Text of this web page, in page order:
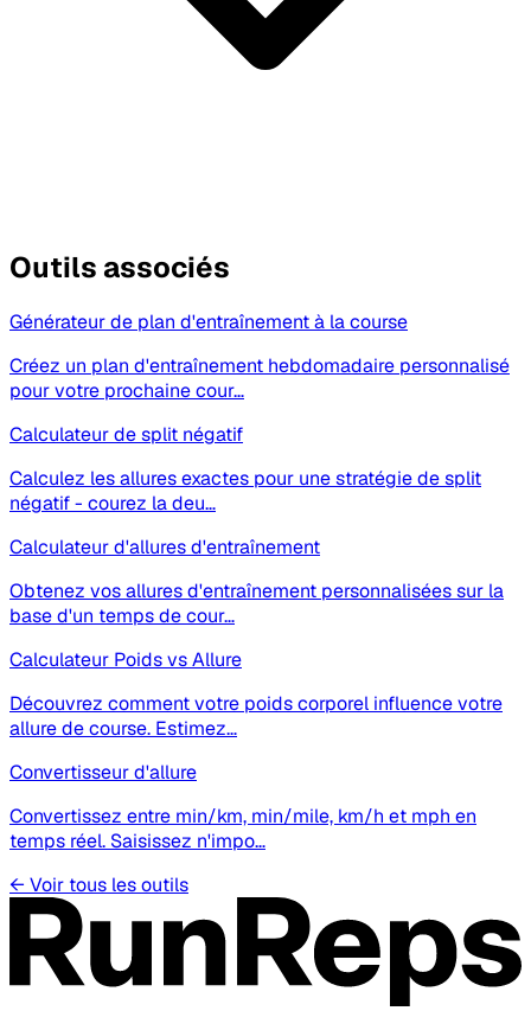
Outils associés
Générateur de plan d'entraînement à la course
Créez un plan d'entraînement hebdomadaire personnalisé
pour votre prochaine cour…
Calculateur de split négatif
Calculez les allures exactes pour une stratégie de split
négatif - courez la deu…
Calculateur d'allures d'entraînement
Obtenez vos allures d'entraînement personnalisées sur la
base d'un temps de cour…
Calculateur Poids vs Allure
Découvrez comment votre poids corporel influence votre
allure de course. Estimez…
Convertisseur d'allure
Convertissez entre min/km, min/mile, km/h et mph en
temps réel. Saisissez n'impo…
← Voir tous les outils